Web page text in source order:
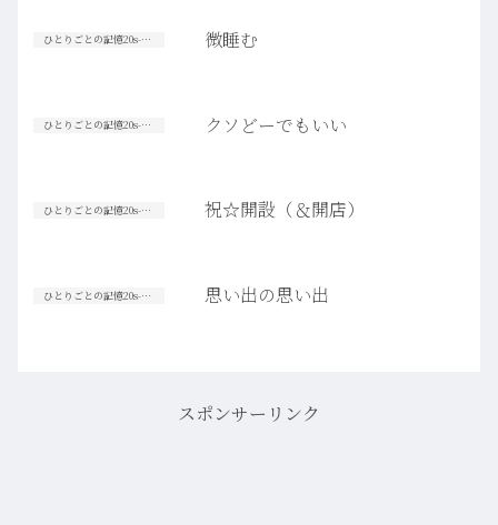
ひとりごとの記憶20s-30s 微睡む
ひとりごとの記憶20s-30s クソどーでもいい
ひとりごとの記憶20s-30s 祝☆開設（＆開店）
ひとりごとの記憶20s-30s 思い出の思い出
スポンサーリンク